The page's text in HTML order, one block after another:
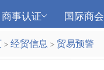
商事认证 国际商会
> 经贸信息 > 贸易预警